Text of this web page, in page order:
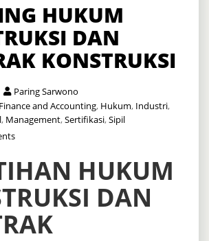
HUKUM
DAN
KONSTRUKSI
Paring Sarwono
Finance and Accounting, Hukum, Industri,
, Management,Sertifikasi,Sipil
HUKUM
DAN